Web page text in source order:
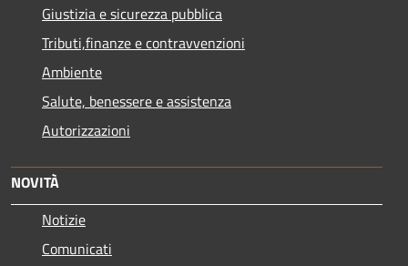
Giustizia e sicurezza pubblica
Tributi,finanze e contravvenzioni
Ambiente
Salute, benessere e assistenza
Autorizzazioni
NOVITÀ
Notizie
Comunicati